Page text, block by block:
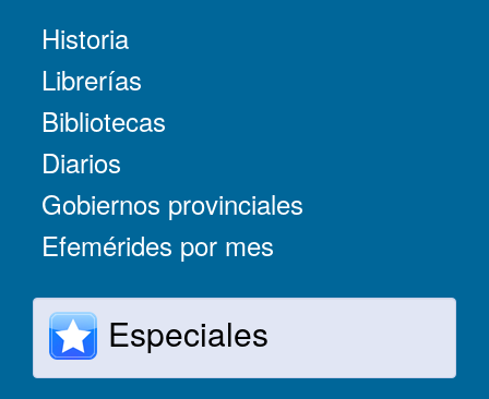
Historia
Librerías
Bibliotecas
Diarios
Gobiernos provinciales
Efemérides por mes
Especiales